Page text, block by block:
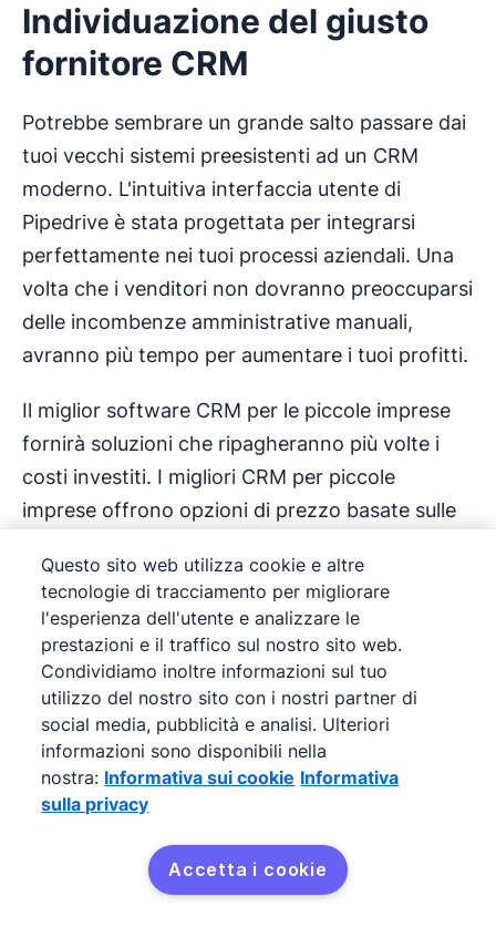
Individuazione del giusto
fornitore CRM
Potrebbe sembrare un grande salto passare dai
tuoi vecchi sistemi preesistenti ad un CRM
moderno. L'intuitiva interfaccia utente di
Pipedrive è stata progettata per integrarsi
perfettamente nei tuoi processi aziendali. Una
volta che i venditori non dovranno preoccuparsi
delle incombenze amministrative manuali,
avranno più tempo per aumentare i tuoi profitti.
Il miglior software CRM per le piccole imprese
fornirà soluzioni che ripagheranno più volte i
costi investiti. I migliori CRM per piccole
imprese offrono opzioni di prezzo basate sulle
tariffazione ad utente e abbonamenti annuali
ridotti.
Scopri quanto esattamente un CRM può aiutare
la tua azienda comparando il costo per utente ai
ricavi aggiuntivi che genererai grazie al
risparmio di tempo e ad un processo di follow-
up più efficace.
Provalo gratis
Questo sito web utilizza cookie e altre
tecnologie di tracciamento per migliorare
l'esperienza dell'utente e analizzare le
prestazioni e il traffico sul nostro sito web.
Condividiamo inoltre informazioni sul tuo
utilizzo del nostro sito con i nostri partner di
social media, pubblicità e analisi. Ulteriori
informazioni sono disponibili nella
nostra: Informativa sui cookie Informativa
sulla privacy
Accetta i cookie